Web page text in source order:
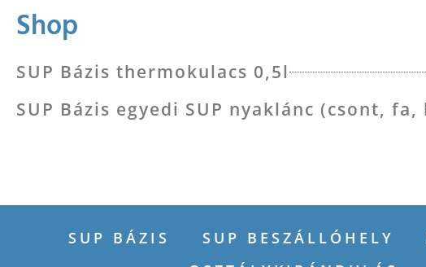
Shop
SUP Bázis thermokulacs 0,5l
SUP Bázis egyedi SUP nyaklánc (csont,
SUP BÁZIS SUP BESZÁLLÓHELY